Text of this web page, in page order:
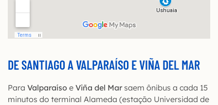
DE SANTIAGO A VALPARAÍSO E VIÑA DEL MAR
Para Valparaíso e Viña del Mar saem ônibus a cada 15
minutos do terminal Alameda (estação Universidad de